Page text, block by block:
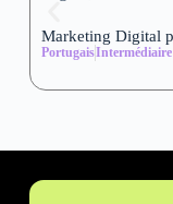
Marketing Digital
PortugaisIntermédiaire